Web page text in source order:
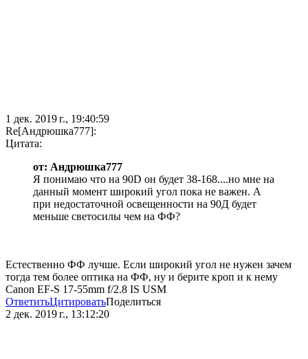
1 дек. 2019 г., 19:40:59
Re[Андрюшка777]:
Цитата:
от: Андрюшка777
Я понимаю что на 90D он будет 38-168....но мне на
данный момент широкий угол пока не важен. А
при недостаточной освещенности на 90Д будет
меньше светосилы чем на ФФ?
Естественно ФФ лучше. Если широкий угол не нужен зачем
тогда тем более оптика на ФФ, ну и берите кроп и к нему
Canon EF-S 17-55mm f/2.8 IS USM
ОтветитьЦитироватьПоделиться
2 дек. 2019 г., 13:12:20